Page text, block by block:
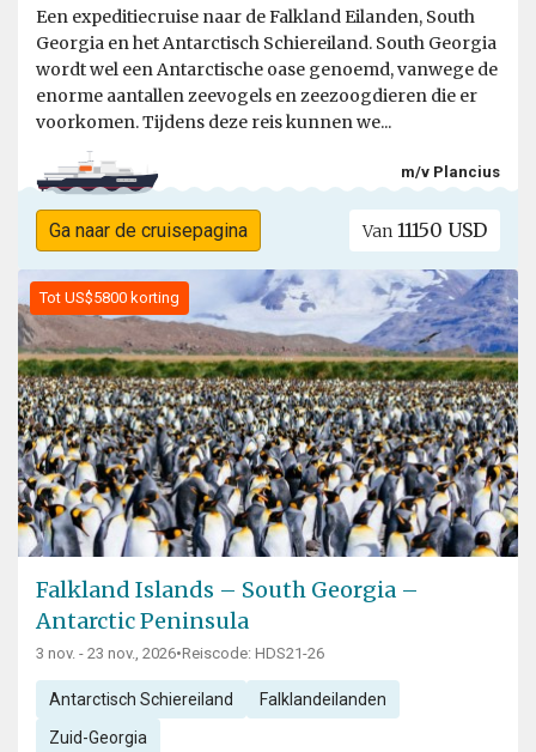
Een expeditiecruise naar de Falkland Eilanden, South
Georgia en het Antarctisch Schiereiland. South Georgia
wordt wel een Antarctische oase genoemd, vanwege de
enorme aantallen zeevogels en zeezoogdieren die er
voorkomen. Tijdens deze reis kunnen we...
m/v Plancius
Ga naar de cruisepagina Van 11150 USD
Tot US$5800 korting
Falkland Islands – South Georgia –
Antarctic Peninsula
3 nov. - 23 nov., 2026•Reiscode: HDS21-26
Antarctisch Schiereiland Falklandeilanden
Zuid-Georgia